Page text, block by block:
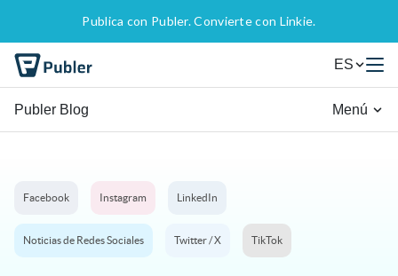
Publica con Publer. Convierte con Linkie.
ES
Publer Blog Menú
Facebook Instagram LinkedIn
Noticias de Redes Sociales Twitter / X TikTok